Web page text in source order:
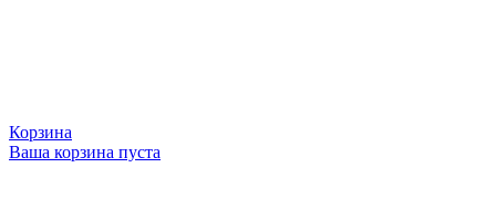
Корзина
Ваша корзина пуста